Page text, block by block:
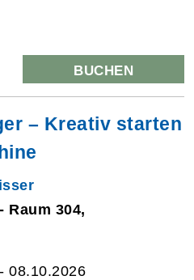
BUCHEN
– Kreativ starten
Raum 304,
08.10.2026